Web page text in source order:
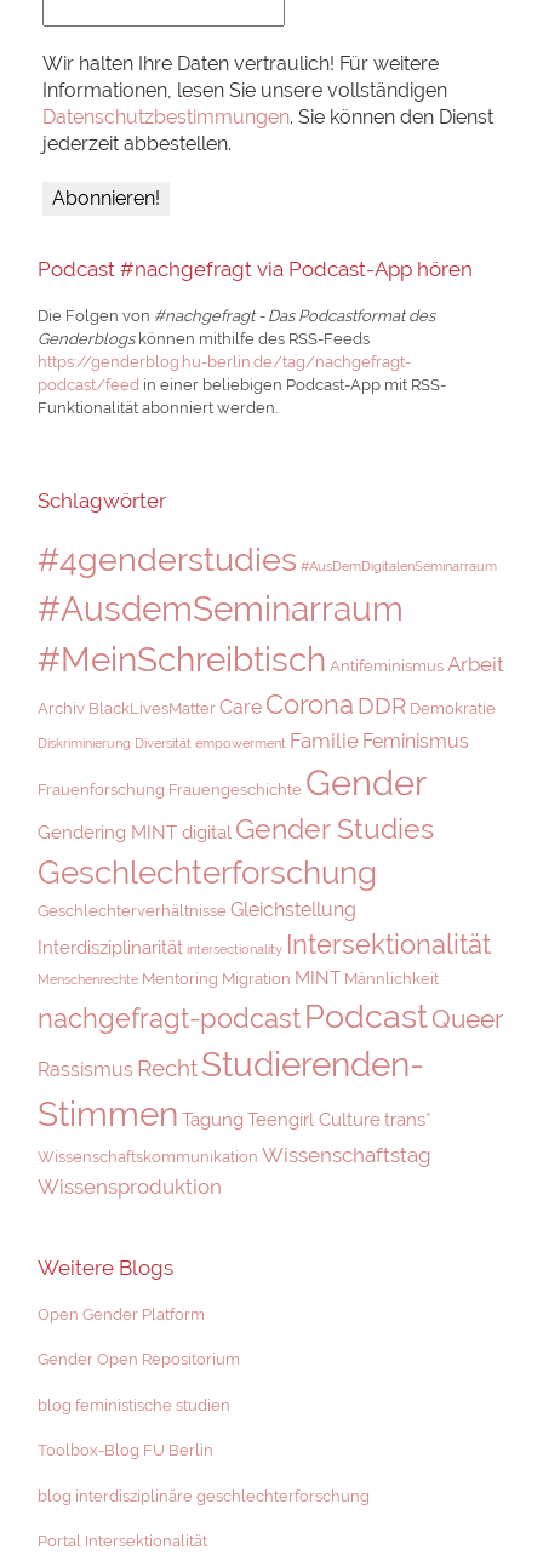
Wir halten Ihre Daten vertraulich! Für weitere
Informationen, lesen Sie unsere vollständigen
Datenschutzbestimmungen. Sie können den Dienst
jederzeit abbestellen.
Podcast #nachgefragt via Podcast-App hören
Die Folgen von #nachgefragt - Das Podcastformat des
Genderblogskönnen mithilfe des RSS-Feeds
https://genderblog.hu-berlin.de/tag/nachgefragt-
podcast/feed in einer beliebigen Podcast-App mit RSS-
Funktionalität abonniert werden.
Schlagwörter
#4genderstudies #AusDemDigitalenSeminarraum
#AusdemSeminarraum
#MeinSchreibtisch Antifeminismus Arbeit
Archiv BlackLivesMatter Care Corona DDR Demokratie
Diskriminierung Diversität empowerment Familie Feminismus
Frauenforschung Frauengeschichte Gender
Gendering MINT digital Gender Studies
Geschlechterforschung
Geschlechterverhältnisse Gleichstellung
Interdisziplinarität intersectionality Intersektionalität
Menschenrechte Mentoring Migration MINT Männlichkeit
nachgefragt-podcastPodcastQueer
Rassismus RechtStudierenden-
Stimmen Tagung Teengirl Culturetrans*
Wissenschaftskommunikation Wissenschaftstag
Wissensproduktion
Weitere Blogs
Open Gender Platform
Gender Open Repositorium
blog feministische studien
Toolbox-Blog FU Berlin
blog interdisziplinäre geschlechterforschung
Portal Intersektionalität